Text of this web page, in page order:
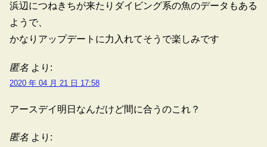
浜辺につねきちが来たりダイビング系の魚のデータもある
ようで、
かなりアップデートに力入れてそうで楽しみです
匿名 より:
2020 年 04 月 21 日 17:58
アースデイ明日なんだけど間に合うのこれ？
匿名 より: